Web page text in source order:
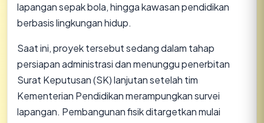
lapangan sepak bola, hingga kawasan pendidikan
berbasis lingkungan hidup.
Saat ini, proyek tersebut sedang dalam tahap
persiapan administrasi dan menunggu penerbitan
Surat Keputusan (SK) lanjutan setelah tim
Kementerian Pendidikan merampungkan survei
lapangan. Pembangunan fisik ditargetkan mulai